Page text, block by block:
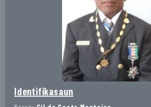
Identifikasaun